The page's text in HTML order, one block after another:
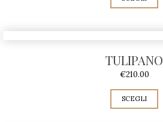
TULIPANO
€210.00
SCEGLI